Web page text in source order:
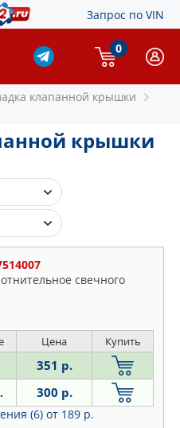
Запрос по VIN
0
клапанной крышки
крышки
свечного
Цена Купить
351 р.
300 р.
(6) от 189 р.